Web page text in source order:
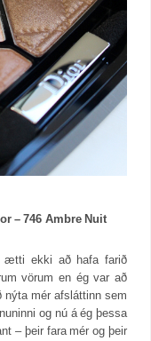
– 746 Ambre Nuit
ætti ekki að hafa farið
vörum en ég var að
mér afsláttinn sem
og nú á ég þessa
– þeir fara mér og þeir